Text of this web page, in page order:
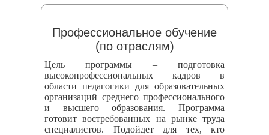
Профессиональное обучение
(по отраслям)
Цель программы – подготовка
высокопрофессиональных кадров в
области педагогики для образовательных
организаций среднего профессионального
и высшего образования. Программа
готовит востребованных на рынке труда
специалистов. Подойдет для тех, кто